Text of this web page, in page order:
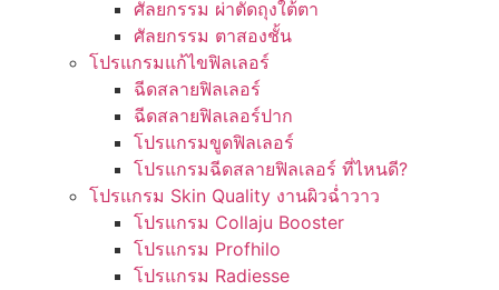
ศัลยกรรม ผ่าตัดถุงใต้ตา
ศัลยกรรม ตาสองชั้น
โปรแกรมแก้ไขฟิลเลอร์
ฉีดสลายฟิลเลอร์
ฉีดสลายฟิลเลอร์ปาก
โปรแกรมขูดฟิลเลอร์
โปรแกรมฉีดสลายฟิลเลอร์ ที่ไหนดี?
โปรแกรม Skin Quality งานผิวฉ่ำวาว
โปรแกรม Collaju Booster
โปรแกรม Profhilo
โปรแกรม Radiesse